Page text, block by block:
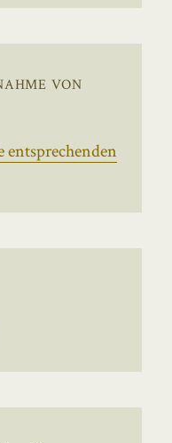
VON
entsprechenden